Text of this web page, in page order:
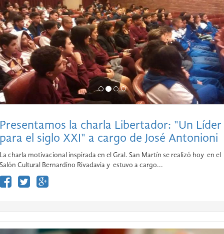
Presentamos la charla Libertador: "Un Líder
para el siglo XXI" a cargo de José Antonioni
La charla motivacional inspirada en el Gral. San Martín se realizó hoy en el
Salón Cultural Bernardino Rivadavia y estuvo a cargo...